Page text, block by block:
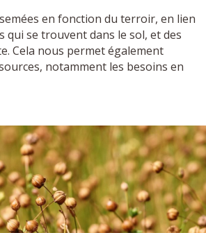
en fonction du terroir, en lien
qui se trouvent dans le sol, et des
Cela nous permet également
notamment les besoins en